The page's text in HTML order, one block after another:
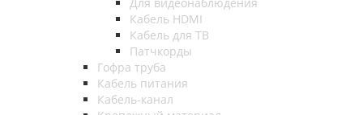
Кабель HDMI
Кабель для ТВ
Патчкорды
Гофра труба
Кабель питания
Кабель-канал